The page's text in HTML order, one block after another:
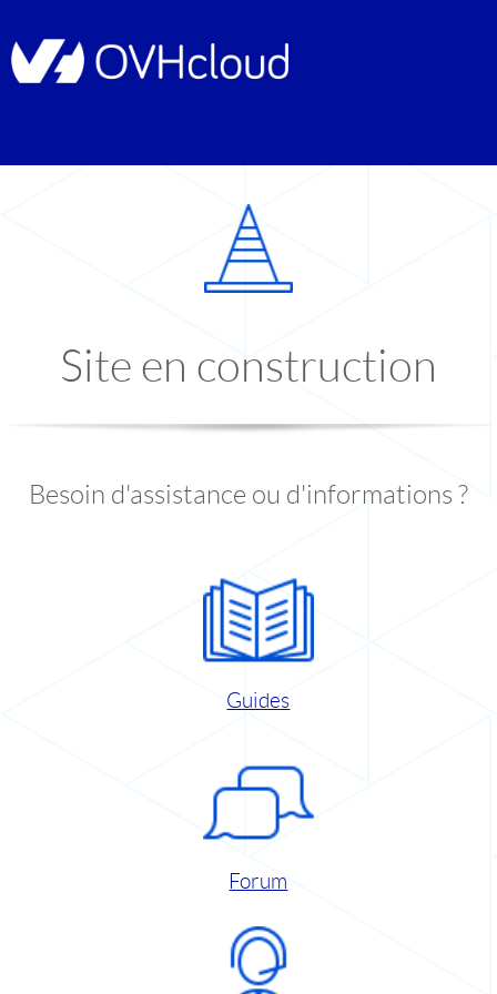
Site en construction
Besoin d'assistance ou d'informations ?
Guides
Forum